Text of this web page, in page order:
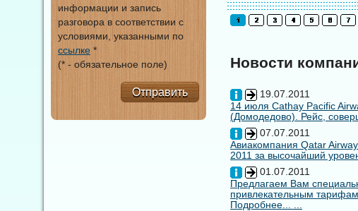
Новости
19.07.2011
14 июля Cathay Pacific
(Домодедово). Рейс,
07.07.2011
Авиакомпания Qatar
2011 за высочайший
01.07.2011
Предлагаем Вам
привлекательным тарифам.
Подробнее... ...
информации и запись
разговора в соответствии с
условиями, указанными по
ссылке *
(* - обязательное поле)
Отправить